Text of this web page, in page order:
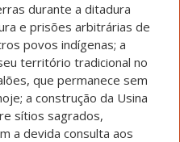
durante a ditadura
e prisões arbitrárias de
povos indígenas; a
território tradicional no
que permanece sem
a construção da Usina
sítios sagrados,
a devida consulta aos